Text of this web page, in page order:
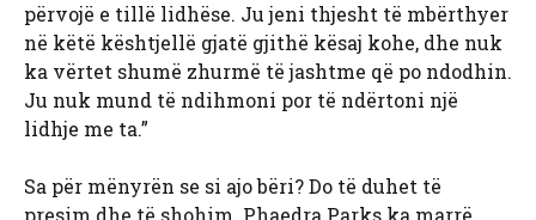
përvojë e tillë lidhëse. Ju jeni thjesht të mbërthyer
në këtë kështjellë gjatë gjithë kësaj kohe, dhe nuk
ka vërtet shumë zhurmë të jashtme që po ndodhin.
Ju nuk mund të ndihmoni por të ndërtoni një
lidhje me ta.”
Sa për mënyrën se si ajo bëri? Do të duhet të
presim dhe të shohim. Phaedra Parks ka marrë